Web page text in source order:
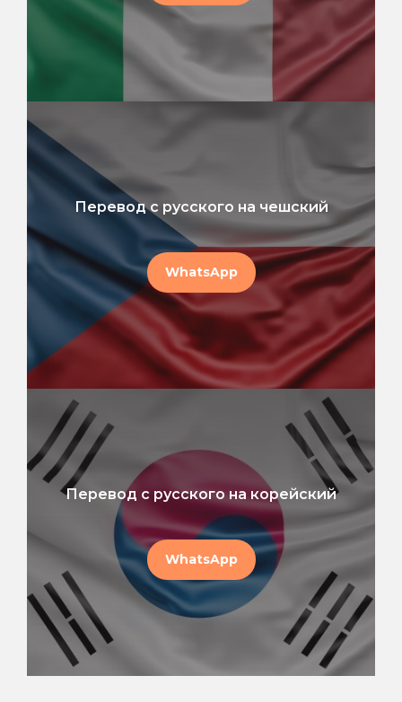
Перевод с русского на чешский
WhatsApp
Перевод с русского на корейский
WhatsApp